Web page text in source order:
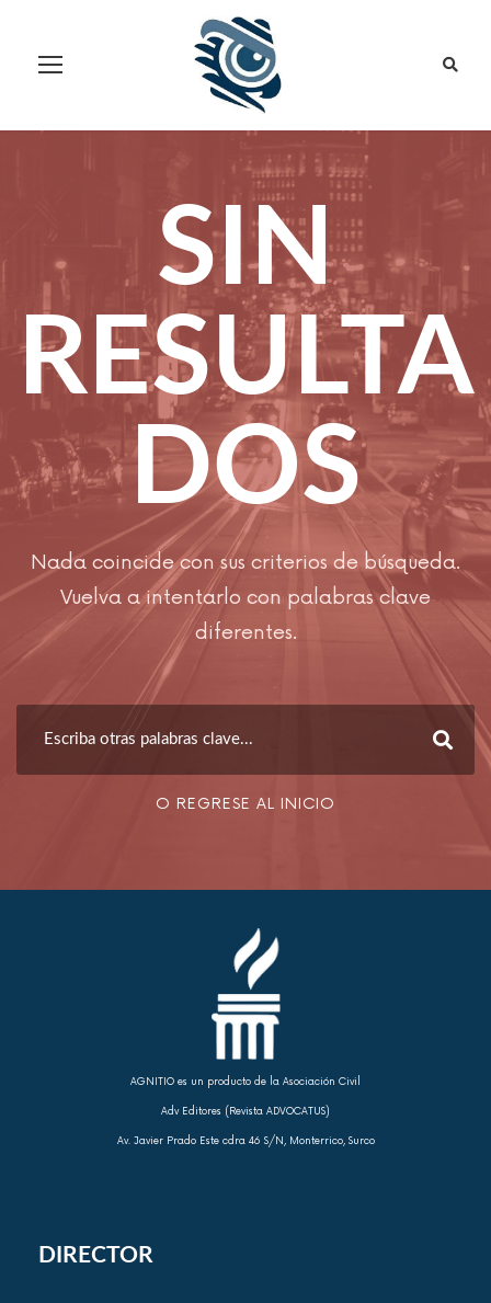
SIN
RESULTA
DOS
Nada coincide con sus criterios de búsqueda.
Vuelva a intentarlo con palabras clave
diferentes.
O REGRESE AL INICIO
AGNITIO es un producto de la Asociación Civil
Adv Editores (Revista ADVOCATUS)
Av. Javier Prado Este cdra 46 S/N, Monterrico, Surco
DIRECTOR